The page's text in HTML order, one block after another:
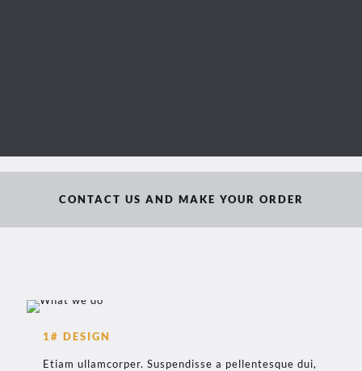
CONTACT US AND MAKE YOUR ORDER
1# DESIGN
Etiam ullamcorper. Suspendisse a pellentesque dui,